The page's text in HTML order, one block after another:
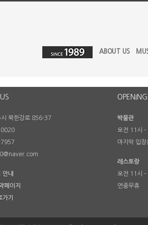
ABOUT US
시 북한강로 856-37
안내
페이지
가기
박물관
오전 11시 –
마지막 입장
레스토랑
오전 11시
연중무휴